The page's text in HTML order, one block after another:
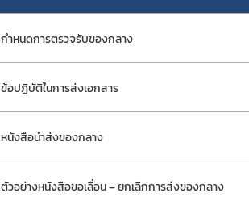
กำหนดการตรวจรับของกลาง
ข้อปฏิบัติในการส่งเอกสาร
หนังสือนำส่งของกลาง
ตัวอย่างหนังสือขอเลื่อน – ยกเลิกการส่งของกลาง
Subscribe